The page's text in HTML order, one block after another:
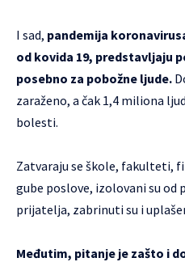
I sad, pandemija
od kovida 19, predstavljaju
posebno za pobožne ljude.
zaraženo, a čak 1,4 miliona
bolesti.
Zatvaraju se škole, fakulteti,
gube poslove, izolovani su od
prijatelja, zabrinuti su i
Međutim, pitanje je zašto i